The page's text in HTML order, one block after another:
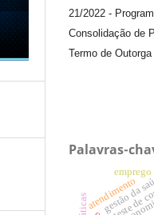
21/2022 -
Consolidação de
Termo de Outorga
Palavras-
teste de
gestão da
atendimento
emprego